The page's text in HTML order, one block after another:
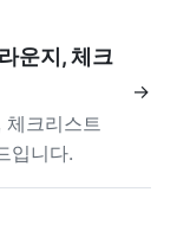
운지, 체크
체크리스트
입니다.
→